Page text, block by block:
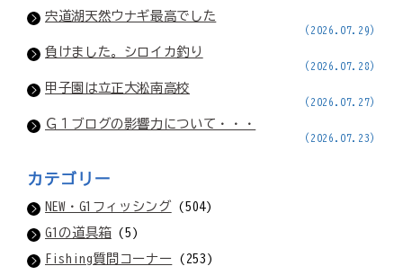
宍道湖天然ウナギ最高でした
(2026.07.29)
負けました。シロイカ釣り
(2026.07.28)
甲子園は立正大淞南高校
(2026.07.27)
Ｇ１ブログの影響力について・・・
(2026.07.23)
カテゴリー
NEW・G1フィッシング(504)
G1の道具箱(5)
Fishing質問コーナー (253)